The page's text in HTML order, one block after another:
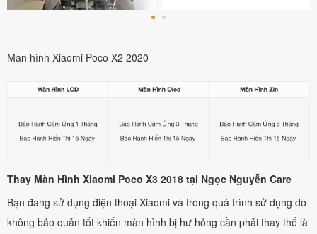
Màn hình Xiaomi Poco X2 2020
Thay Màn Hình Xiaomi Poco X3 2018 tại Ngọc Nguyễn Care
Bạn đang sử dụng điện thoại Xiaomi và trong quá trình sử dụng do
không bảo quản tốt khiến màn hình bị hư hỏng cần phải thay thế là